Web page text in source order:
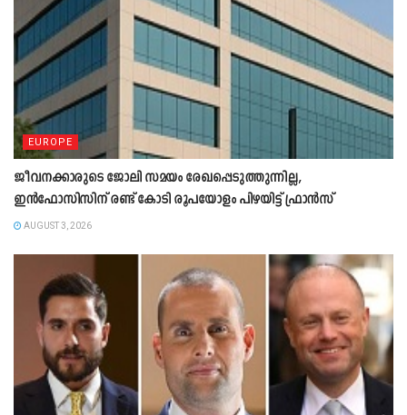
EUROPE
ജീവനക്കാരുടെ ജോലി സമയം രേഖപ്പെടുത്തുന്നില്ല,
ഇൻഫോസിസിന് രണ്ട് കോടി രൂപയോളം പിഴയിട്ട് ഫ്രാൻസ്
AUGUST 3, 2026